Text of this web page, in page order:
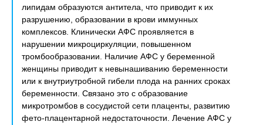
липидам образуются антитела, что приводит к их
разрушению, образовании в крови иммунных
комплексов. Клинически АФС проявляется в
нарушении микроциркуляции, повышенном
тромбообразовании. Наличие АФС у беременной
женщины приводит к невынашиванию беременности
или к внутриутробной гибели плода на ранних сроках
беременности. Связано это с образование
микротромбов в сосудистой сети плаценты, развитию
фето-плацентарной недостаточности. Лечение АФС у